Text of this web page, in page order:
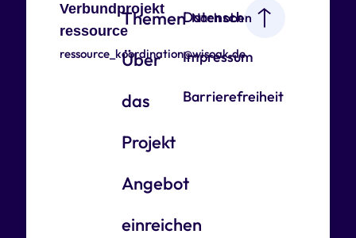
Verbundprojekt
ressource
ressource_koordination@wisoak.de
Themen
Über
das
Projekt
Angebot
einreichen
Datenschutz
Impressum
Barrierefreiheit
Nach oben